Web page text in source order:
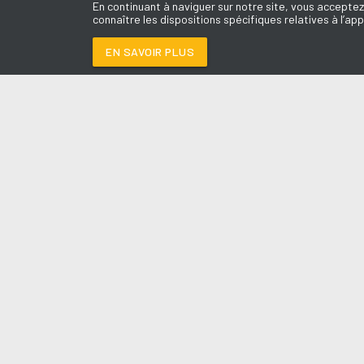
En continuant à naviguer sur notre site, vous
connaître les dispositions spécifiques relatives à
EN SAVOIR PLUS